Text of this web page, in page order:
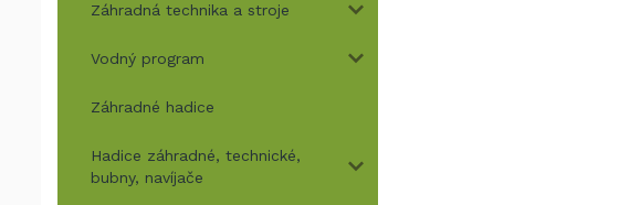
Záhradná technika a stroje
Vodný program
Záhradné hadice
Hadice záhradné, technické,
bubny, navíjače